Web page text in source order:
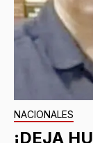
NACIONALES
¡DEJA